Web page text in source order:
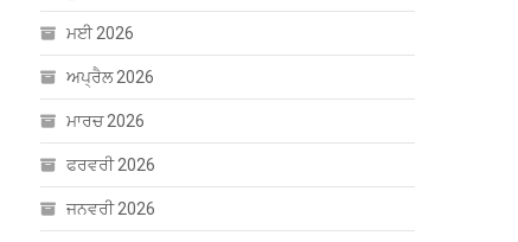
ਮਈ 2026
ਅਪ੍ਰੈਲ 2026
ਮਾਰਚ 2026
ਫਰਵਰੀ 2026
ਜਨਵਰੀ 2026